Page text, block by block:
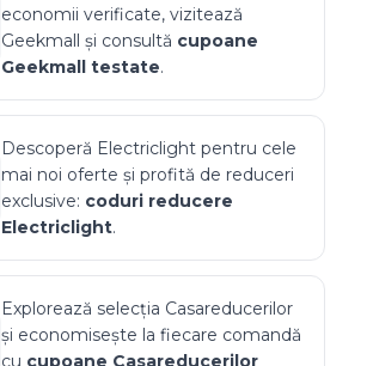
economii verificate, vizitează
Geekmall și consultă cupoane
Geekmall testate.
Descoperă Electriclight pentru cele
mai noi oferte și profită de reduceri
exclusive: coduri reducere
Electriclight.
Explorează selecția Casareducerilor
și economisește la fiecare comandă
cu cupoane Casareducerilor